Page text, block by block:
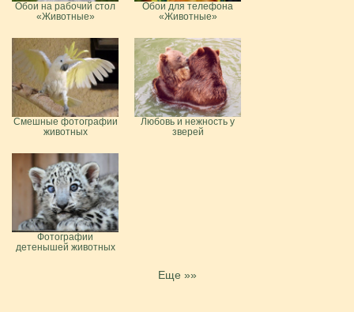
Обои на рабочий стол
«Животные»
Обои для телефона
«Животные»
Смешные фотографии
животных
Любовь и нежность у
зверей
Фотографии
детенышей животных
Еще »»